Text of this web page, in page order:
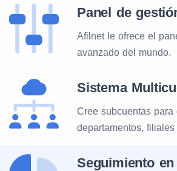
Panel de
Afilnet le ofrece el
avanzado del mundo.
Sistema
Cree subcuentas para
departamentos,
Seguimiento